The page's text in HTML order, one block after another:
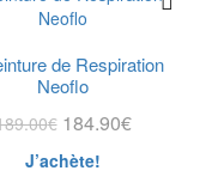
de Respiration
Neoflo
€ 184.90€
J’achète!